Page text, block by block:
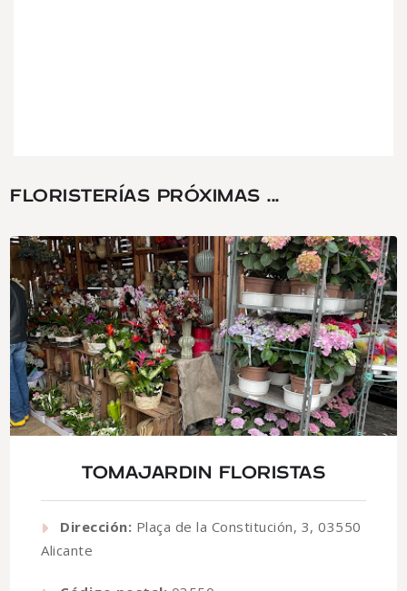
FLORISTERÍAS PRÓXIMAS ...
TOMAJARDIN FLORISTAS
Dirección: Plaça de la Constitución, 3, 03550
Alicante